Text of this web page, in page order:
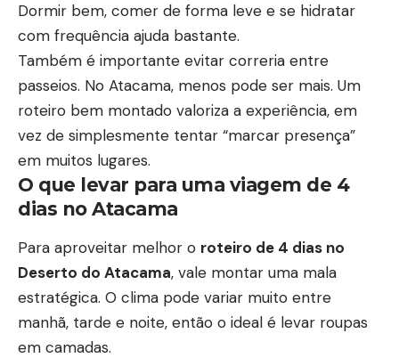
Dormir bem, comer de forma leve e se hidratar
com frequência ajuda bastante.
Também é importante evitar correria entre
passeios. No Atacama, menos pode ser mais. Um
roteiro bem montado valoriza a experiência, em
vez de simplesmente tentar “marcar presença”
em muitos lugares.
O que levar para uma viagem de 4
dias no Atacama
Para aproveitar melhor o roteiro de 4 dias no
Deserto do Atacama, vale montar uma mala
estratégica. O clima pode variar muito entre
manhã, tarde e noite, então o ideal é levar roupas
em camadas.